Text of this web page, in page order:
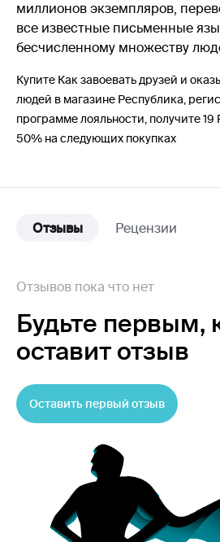
миллионов экземпляров,
все известные письменные
бесчисленному множеству
Купите Как завоевать друзей и
людей в магазине Республика,
программе лояльности, получите 19
50% на следующих покупках
Отзывы Рецензии
Отзывов пока что нет
Будьте первым,
оставит отзыв
Оставить первый отзыв